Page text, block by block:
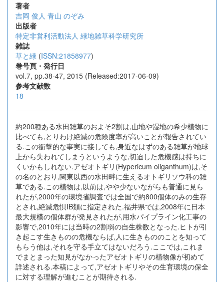
著者
吉岡 俊人 青山 のぞみ
出版者
特定非営利活動法人 緑地雑草科学研究所
雑誌
草と緑 (ISSN:21858977)
巻号頁・発行日
vol.7, pp.38-47, 2015 (Released:2017-06-09)
参考文献数
18
約200種ある水田雑草のおよそ2割は,山地や湿地の希少植物に
比べても,とりわけ絶滅の危険度率が高いことが報告されてい
る.この衝撃的な事実に接しても,身近なはずのある雑草が地球
上から失われてしまうというような,切迫した危機感は持ちに
くいかもしれない.アゼオトギリ(Hypericum oliganthum)は,そ
の名のとおり,関東以西の水田畔に生えるオトギリソウ科の雑
草である.この植物は,以前は,やや少ないながらも普通に見ら
れたが,2000年の環境省調査では全国で約800個体のみの生存
とされ,絶滅危惧IB類に指定された.福井県では,2008年に日本
最大規模の個体群が発見されたが,用水パイプライン化工事の
影響で,2010年には当時の2割弱の自生株数となった.ヒトが引
き起こす生きものの危機ならば,人に生きもののことを知って
もらう他は,それを守る手立てはないだろう.ここでは,これま
でまとまった知見がなかったアゼオトギリの植物像が初めて
詳述される.本稿によって,アゼオトギリやその生育環境の保全
に対する理解が進むことが期待される.